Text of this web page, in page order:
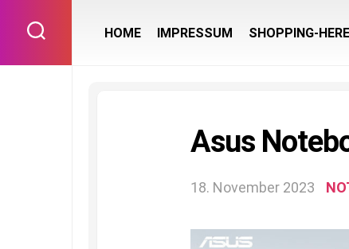
content
HOME IMPRESSUM SHOPPING-HERE
Asus
18. November 2023